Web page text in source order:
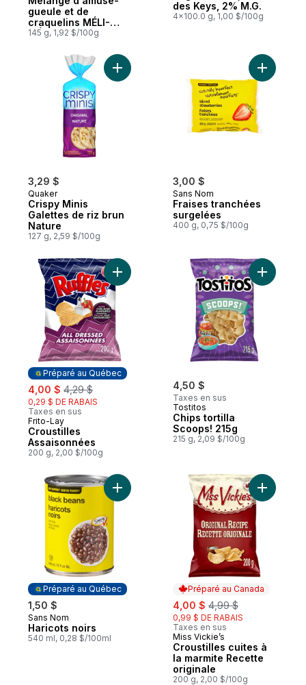
gueule et de
craquelins MÉLI-
MÉLO CRISPERS
145 g, 1,92 $/100g
des Keys, 2% M.G.
4x100.0 g, 1,00 $/100g
3,29 $
Quaker
Crispy Minis
Galettes de riz brun
Nature
127 g, 2,59 $/100g
Ajouter Crispy Minis Galettes de riz brun
3,00 $
Sans Nom
Fraises tranchées
surgelées
400 g, 0,75 $/100g
Ajouter
Préparé au Québec
sale:
4,00 $ , formerly:
4,29 $
0,29 $ DE RABAIS
Taxes en sus
Préparé au Québec
Frito-Lay
Croustilles
Assaisonnées
200 g, 2,00 $/100g
Ajouter Croustilles Assaisonnées au
4,50 $
Taxes en sus
Tostitos
Chips tortilla
Scoops! 215g
215 g, 2,09 $/100g
Ajouter
Préparé au Québec
1,50 $
Préparé au Québec
Sans Nom
Haricots noirs
540 ml, 0,28 $/100ml
Ajouter Haricots noirs au panier
Préparé au Canada
sale:
4,00 $ , formerly:
4,99 $
0,99 $ DE RABAIS
Taxes en sus
Préparé au Canada
Miss Vickie’s
Croustilles cuites à
la marmite Recette
originale
200 g, 2,00 $/100g
Ajouter